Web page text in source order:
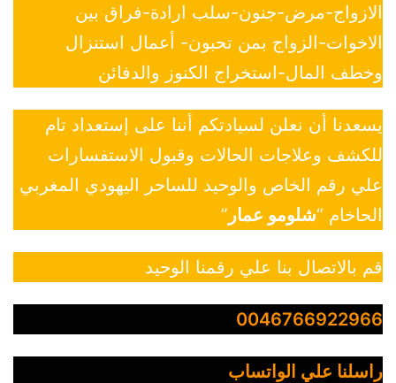
الازواج-مرض-جنون-سلب ارادة-فراق بين
الاخوات-الزواج بمن تحبون- أعمال استنزال
وخطف المال-استخراج الكنوز والدفائن
يسعدنا أن نعلن لسيادتكم أننا على إستعداد تام
للكشف وعلاجات الحالات وقبول الاستفسارات
علي رقم الخاص والوحيد للساحر اليهودي المغربي
الحاخام “شلومو عمار ”
قم بالاتصال بنا علي رقمنا الوحيد
0046766922966
راسلنا علي الواتساب